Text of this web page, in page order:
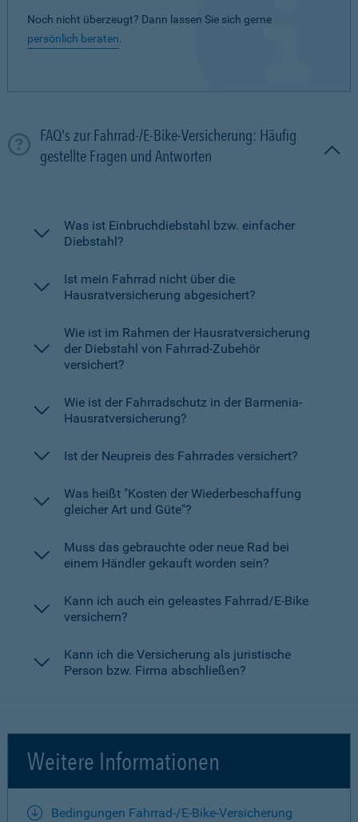
Noch nicht überzeugt? Dann lassen Sie sich gerne
persönlich beraten.
FAQ's zur Fahrrad-/E-Bike-Versicherung: Häufig
gestellte Fragen und Antworten
Was ist Einbruchdiebstahl bzw. einfacher
Diebstahl?
Ist mein Fahrrad nicht über die
Hausratversicherung abgesichert?
Wie ist im Rahmen der Hausratversicherung
der Diebstahl von Fahrrad-Zubehör
versichert?
Wie ist der Fahrradschutz in der Barmenia-
Hausratversicherung?
Ist der Neupreis des Fahrrades versichert?
Was heißt "Kosten der Wiederbeschaffung
gleicher Art und Güte"?
Muss das gebrauchte oder neue Rad bei
einem Händler gekauft worden sein?
Kann ich auch ein geleastes Fahrrad/E-Bike
versichern?
Kann ich die Versicherung als juristische
Person bzw. Firma abschließen?
Weitere Informationen
Bedingungen Fahrrad-/E-Bike-Versicherung